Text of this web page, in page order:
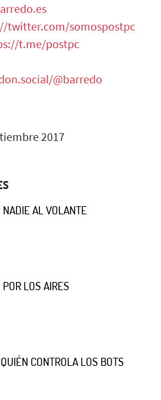
twitter.com/somospostpc
t.me/postpc
@barredo
2017
NADIE AL VOLANTE
POR LOS AIRES
QUIÉN CONTROLA LOS BOTS